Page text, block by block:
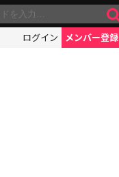
ログイン メンバー登録